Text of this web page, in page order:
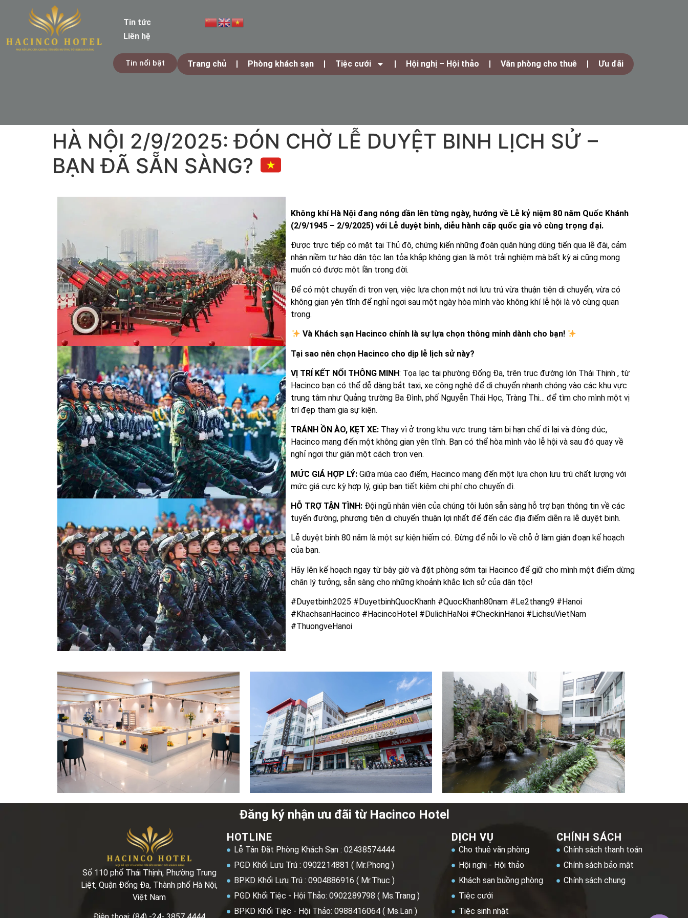
Tin tức
Liên hệ
Tin nổi bật Trang chủ Phòng khách sạn Tiệc cưới Hội nghị – Hội thảo Văn phòng cho thuê Ưu đãi
HÀ NỘI 2/9/2025: ĐÓN CHỜ LỄ DUYỆT BINH LỊCH SỬ –
BẠN ĐÃ SẴN SÀNG?
Không khí Hà Nội đang nóng dần lên từng ngày, hướng về Lễ kỷ niệm 80 năm Quốc Khánh
(2/9/1945 – 2/9/2025) với Lễ duyệt binh, diễu hành cấp quốc gia vô cùng trọng đại.
Được trực tiếp có mặt tại Thủ đô, chứng kiến những đoàn quân hùng dũng tiến qua lễ đài, cảm
nhận niềm tự hào dân tộc lan tỏa khắp không gian là một trải nghiệm mà bất kỳ ai cũng mong
muốn có được một lần trong đời.
Để có một chuyến đi trọn vẹn, việc lựa chọn một nơi lưu trú vừa thuận tiện di chuyển, vừa có
không gian yên tĩnh để nghỉ ngơi sau một ngày hòa mình vào không khí lễ hội là vô cùng quan
trọng.
Và Khách sạn Hacinco chính là sự lựa chọn thông minh dành cho bạn!
Tại sao nên chọn Hacinco cho dịp lễ lịch sử này?
VỊ TRÍ KẾT NỐI THÔNG MINH: Tọa lạc tại phường Đống Đa, trên trục đường lớn Thái Thịnh , từ
Hacinco bạn có thể dễ dàng bắt taxi, xe công nghệ để di chuyển nhanh chóng vào các khu vực
trung tâm như Quảng trường Ba Đình, phố Nguyễn Thái Học, Tràng Thi… để tìm cho mình một vị
trí đẹp tham gia sự kiện.
TRÁNH ỒN ÀO, KẸT XE: Thay vì ở trong khu vực trung tâm bị hạn chế đi lại và đông đúc,
Hacinco mang đến một không gian yên tĩnh. Bạn có thể hòa mình vào lễ hội và sau đó quay về
nghỉ ngơi thư giãn một cách trọn vẹn.
MỨC GIÁ HỢP LÝ: Giữa mùa cao điểm, Hacinco mang đến một lựa chọn lưu trú chất lượng với
mức giá cực kỳ hợp lý, giúp bạn tiết kiệm chi phí cho chuyến đi.
HỖ TRỢ TẬN TÌNH: Đội ngũ nhân viên của chúng tôi luôn sẵn sàng hỗ trợ bạn thông tin về các
tuyến đường, phương tiện di chuyển thuận lợi nhất để đến các địa điểm diễn ra lễ duyệt binh.
Lễ duyệt binh 80 năm là một sự kiện hiếm có. Đừng để nỗi lo về chỗ ở làm gián đoạn kế hoạch
của bạn.
Hãy lên kế hoạch ngay từ bây giờ và đặt phòng sớm tại Hacinco để giữ cho mình một điểm dừng
chân lý tưởng, sẵn sàng cho những khoảnh khắc lịch sử của dân tộc!
#Duyetbinh2025 #DuyetbinhQuocKhanh #QuocKhanh80nam #Le2thang9 #Hanoi
#KhachsanHacinco #HacincoHotel #DulichHaNoi #CheckinHanoi #LichsuVietNam
#ThuongveHanoi
Đăng ký nhận ưu đãi từ Hacinco Hotel
Số 110 phố Thái Thịnh, Phường Trung
Liệt, Quận Đống Đa, Thành phố Hà Nội,
Việt Nam
HOTLINE
Lễ Tân Đặt Phòng Khách Sạn : 02438574444
PGD Khối Lưu Trú : 0902214881 ( Mr.Phong )
BPKD Khối Lưu Trú : 0904886916 ( Mr.Thục )
PGD Khối Tiệc - Hội Thảo: 0902289798 ( Ms.Trang )
BPKD Khối Tiệc - Hội Thảo: 0988416064 ( Ms.Lan )
DỊCH VỤ
Cho thuê văn phòng
Hội nghị - Hội thảo
Khách sạn buồng phòng
Tiệc cưới
Tiệc sinh nhật
CHÍNH SÁCH
Chính sách thanh toán
Chính sách bảo mật
Chính sách chung